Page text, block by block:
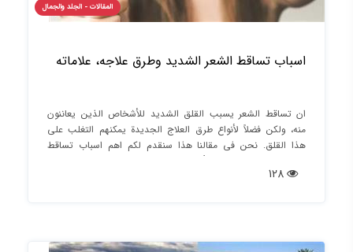
المقالات - الجلد والجمال
اسباب تساقط الشعر الشديد وطرق علاجه، علاماته
ان تساقط الشعر يسبب القلق الشديد للأشخاص الذين يعاننون
منه، ولكن فضلاً لأنواع طرق العلاج الجديدة يمكنهم التغلب على
هذا القلق. نحن في مقالنا هذا سنقدم لكم اهم اسباب تساقط
الشعر المفاجئ الى جانب أعراضه وافضل طرق علاجه.